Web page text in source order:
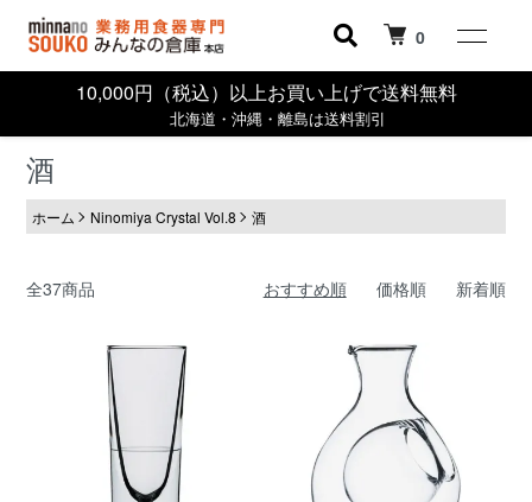
0
10,000円（税込）以上お買い上げで送料無料
北海道・沖縄・離島は送料割引
酒
ホーム Ninomiya Crystal Vol.8 酒
全37商品 おすすめ順 価格順 新着順